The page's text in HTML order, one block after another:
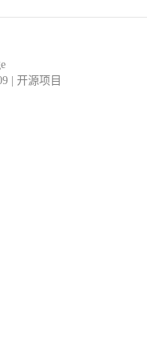
| 开源项目